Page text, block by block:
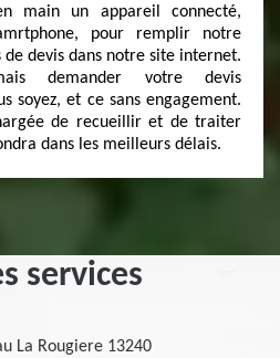
main un appareil connecté,
pour remplir notre
devis dans notre site internet.
demander votre devis
soyez, et ce sans engagement.
de recueillir et de traiter
dans les meilleurs délais.
services
La Rougiere 13240